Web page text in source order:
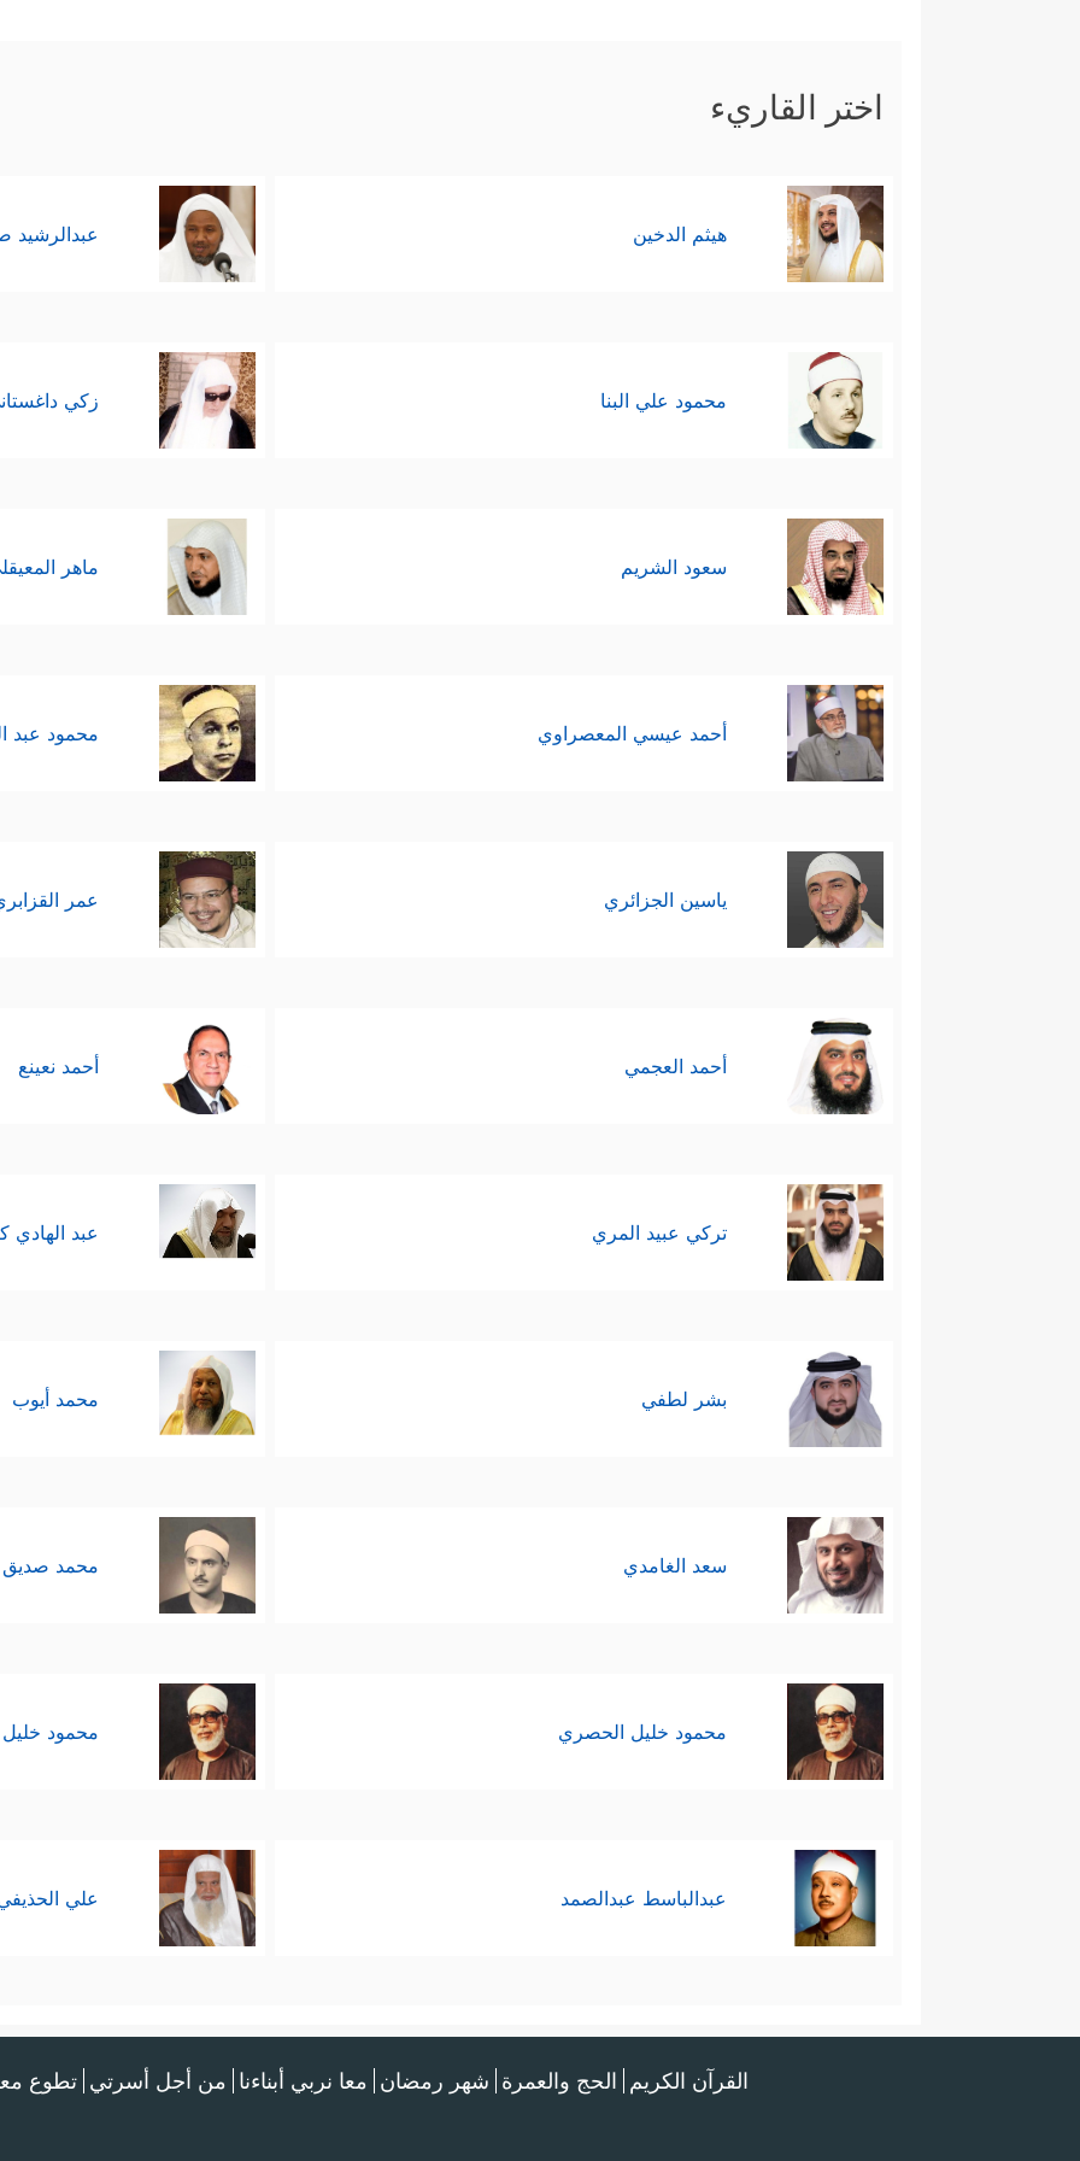
اختر القاريء
هيثم الدخين عبدالرشيد
محمود علي البنا زكي
سعود الشريم ماهر
أحمد عيسي المعصراوي محمود عبد
ياسين الجزائري عمر
أحمد العجمي أحمد نعينع
تركي عبيد المري عبد الهادي
بشر لطفي محمد أيوب
سعد الغامدي محمد صديق
محمود خليل الحصري محمود
عبدالباسط عبدالصمد علي
القرآن الكريم الحج والعمرة شهر رمضان معا نربي أبناءنا من أجل أسرتي تطوع